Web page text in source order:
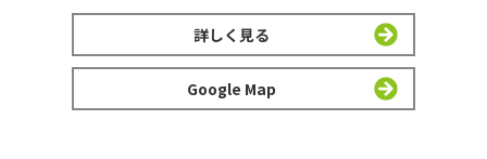
詳しく見る
Google Map